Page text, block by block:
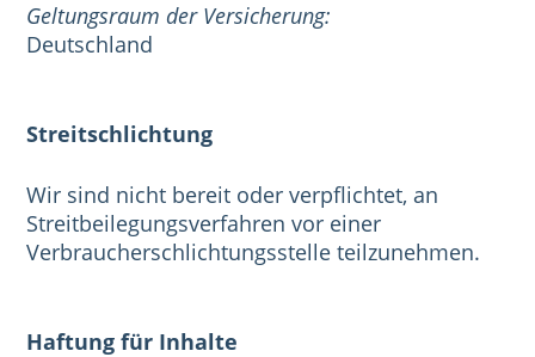
Geltungsraum der Versicherung:
Deutschland
Streitschlichtung
Wir sind nicht bereit oder verpflichtet, an
Streitbeilegungsverfahren vor einer
Verbraucherschlichtungsstelle teilzunehmen.
Haftung für Inhalte